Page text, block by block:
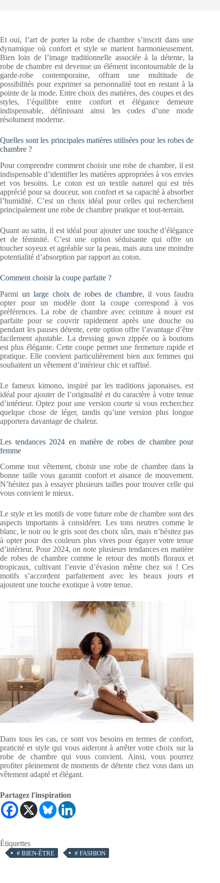
Et oui, l’art de porter la robe de chambre s’inscrit dans une
dynamique où confort et style se marient harmonieusement.
Bien loin de l’image traditionnelle associée à la détente, la
robe de chambre est devenue un élément incontournable de la
garde-robe contemporaine, offrant une multitude de
possibilités pour exprimer sa personnalité tout en restant à la
pointe de la mode. Entre choix des matières, des coupes et des
styles, l’équilibre entre confort et élégance demeure
indispensable, définissant ainsi les codes d’une mode
résolument moderne.
Quelles sont les principales matières utilisées pour les robes de
chambre ?
Pour comprendre comment choisir une robe de chambre, il est
indispensable d’identifier les matières appropriées à vos envies
et vos besoins. Le coton est un textile naturel qui est très
apprécié pour sa douceur, son confort et sa capacité à absorber
l’humidité. C’est un choix idéal pour celles qui recherchent
principalement une robe de chambre pratique et tout-terrain.
Quant au satin, il est idéal pour ajouter une touche d’élégance
et de féminité. C’est une option séduisante qui offre un
toucher soyeux et agréable sur la peau, mais aura une moindre
potentialité d’absorption par rapport au coton.
Comment choisir la coupe parfaite ?
Parmi un large choix de robes de chambre, il vous faudra
opter pour un modèle dont la coupe correspond à vos
préférences. La robe de chambre avec ceinture à nouer est
parfaite pour se couvrir rapidement après une douche ou
pendant les pauses détente, cette option offre l’avantage d’être
facilement ajustable. La dressing gown zippée ou à boutons
est plus élégante. Cette coupe permet une fermeture rapide et
pratique. Elle convient particulièrement bien aux femmes qui
souhaitent un vêtement d’intérieur chic et raffiné.
Le fameux kimono, inspiré par les traditions japonaises, est
idéal pour ajouter de l’originalité et du caractère à votre tenue
d’intérieur. Optez pour une version courte si vous recherchez
quelque chose de léger, tandis qu’une version plus longue
apportera davantage de chaleur.
Les tendances 2024 en matière de robes de chambre pour
femme
Comme tout vêtement, choisir une robe de chambre dans la
bonne taille vous garantit confort et aisance de mouvement.
N’hésitez pas à essayer plusieurs tailles pour trouver celle qui
vous convient le mieux.
Le style et les motifs de votre future robe de chambre sont des
aspects importants à considérer. Les tons neutres comme le
blanc, le noir ou le gris sont des choix sûrs, mais n’hésitez pas
à opter pour des couleurs plus vives pour égayer votre tenue
d’intérieur. Pour 2024, on note plusieurs tendances en matière
de robes de chambre comme le retour des motifs floraux et
tropicaux, cultivant l’envie d’évasion même chez soi ! Ces
motifs s’accordent parfaitement avec les beaux jours et
ajoutent une touche exotique à votre tenue.
Dans tous les cas, ce sont vos besoins en termes de confort,
praticité et style qui vous aideront à arrêter votre choix sur la
robe de chambre qui vous convient. Ainsi, vous pourrez
profiter pleinement de moments de détente chez vous dans un
vêtement adapté et élégant.
Partagez l'inspiration
Étiquettes
# BIEN-ÊTRE # FASHION